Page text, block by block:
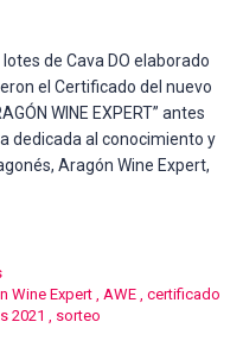
de Cava DO elaborado
el Certificado del nuevo
WINE EXPERT” antes
dedicada al conocimiento y
Aragón Wine Expert,
Wine Expert , AWE , certificado
2021 , sorteo